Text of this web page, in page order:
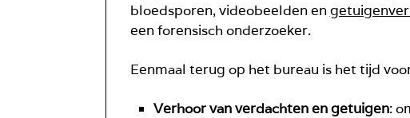
bloedsporen, videobeelden en
een forensisch onderzoeker.
Eenmaal terug op het bureau is het tijd
Verhoor van verdachten en getuigen: